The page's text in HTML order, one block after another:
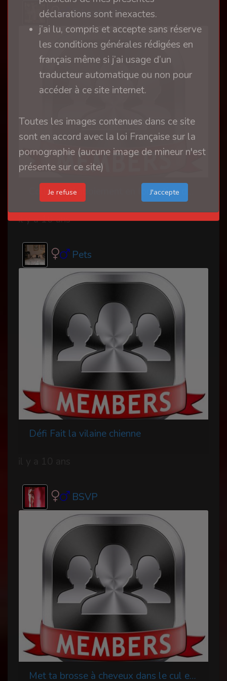
Educator74
il y a 10 ans
Pets
Défi Fait la vilaine chienne
BSVP
Met ta brosse à cheveux dans le cul et fait la chienne
déclarations sont inexactes.
j’ai lu, compris et accepte sans réserve
les conditions générales rédigées en
français même si j’ai usage d’un
traducteur automatique ou non pour
accéder à ce site internet.
Toutes les images contenues dans ce site
sont en accord avec la loi Française sur la
pornographie (aucune image de mineur n'est
présente sur ce site)
Je refuse